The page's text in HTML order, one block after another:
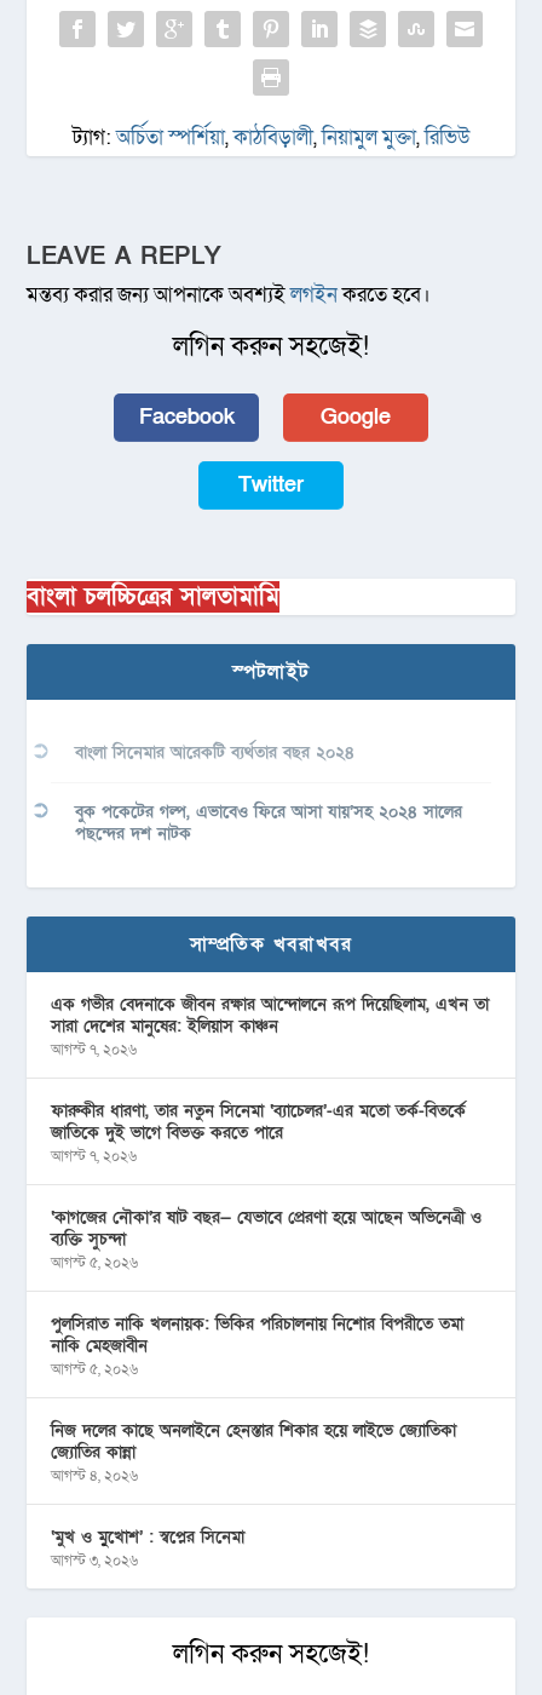
ট্যাগ:অর্চিতা স্পর্শিয়া,কাঠবিড়ালী,নিয়ামুল মুক্তা,রিভিউ
LEAVE A REPLY
মন্তব্য করার জন্য আপনাকে অবশ্যইলগইনকরতে হবে।
লগিন করুন সহজেই!
Facebook Google
Twitter
বাংলা চলচ্চিত্রের সালতামামি
স্পটলাইট
বাংলা সিনেমার আরেকটি ব্যর্থতার বছর ২০২৪
বুক পকেটের গল্প, এভাবেও ফিরে আসা যায়’সহ ২০২৪ সালের
পছন্দের দশ নাটক
সাম্প্রতিক খবরাখবর
এক গভীর বেদনাকে জীবন রক্ষার আন্দোলনে রূপ দিয়েছিলাম, এখন তা
সারা দেশের মানুষের: ইলিয়াস কাঞ্চন
আগস্ট ৭, ২০২৬
ফারুকীর ধারণা, তার নতুন সিনেমা ‘ব্যাচেলর’-এর মতো তর্ক-বিতর্কে
জাতিকে দুই ভাগে বিভক্ত করতে পারে
আগস্ট ৭, ২০২৬
‘কাগজের নৌকা’র ষাট বছর— যেভাবে প্রেরণা হয়ে আছেন অভিনেত্রী ও
ব্যক্তি সুচন্দা
আগস্ট ৫, ২০২৬
পুলসিরাত নাকি খলনায়ক: ভিকির পরিচালনায় নিশোর বিপরীতে তমা
নাকি মেহজাবীন
আগস্ট ৫, ২০২৬
নিজ দলের কাছে অনলাইনে হেনস্তার শিকার হয়ে লাইভে জ্যোতিকা
জ্যোতির কান্না
আগস্ট ৪, ২০২৬
‘মুখ ও মু্খোশ’ : স্বপ্নের সিনেমা
আগস্ট ৩, ২০২৬
লগিন করুন সহজেই!